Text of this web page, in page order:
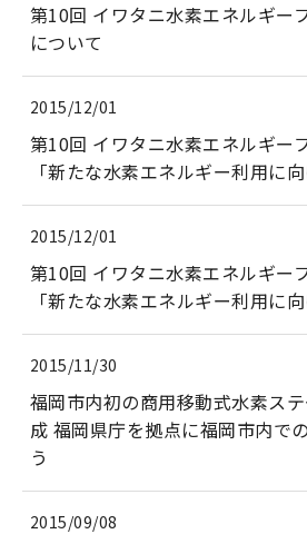
第10回 イワタニ水素エネルギー
について
2015/12/01
第10回 イワタニ水素エネルギー
「新たな水素エネルギー利用に向
2015/12/01
第10回 イワタニ水素エネルギー
「新たな水素エネルギー利用に向
2015/11/30
福岡市内初の商用移動式水素ス
成 福岡県庁を拠点に福岡市内で
う
2015/09/08